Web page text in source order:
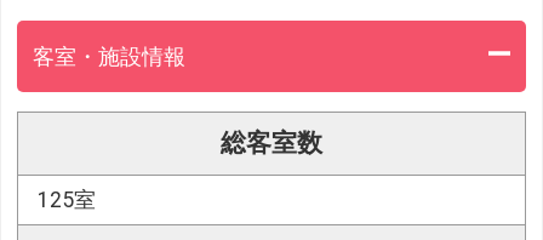
客室・施設情報
総客室数
125室